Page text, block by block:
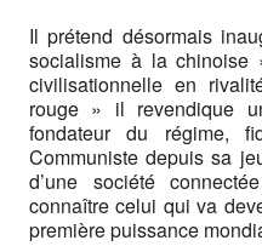
Il prétend désormais
socialisme à la chinoise
civilisationnelle en
rouge » il revendique
fondateur du régime,
Communiste depuis sa
d’une société
connaître celui qui va
première puissance